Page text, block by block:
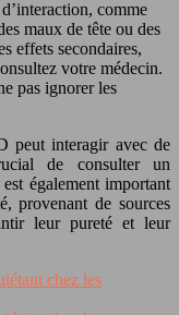
comme
maux de tête ou des
effets secondaires,
votre médecin.
pas ignorer les
peut interagir avec de
de consulter un
également important
provenant de sources
leur pureté et leur
chez les